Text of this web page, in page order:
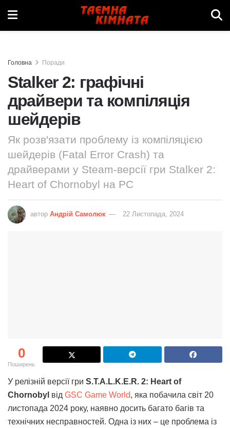
Головна Поради
Stalker 2: графічні
драйвери та компіляція
шейдерів
Як розв'язати проблему із компіляцією
шейдерів (Fatal Error Crash) та
драйверами у Steam-версії гри Stalker 2:
Heart of Chornobyl на PC
автор Андрій Самолюк 22 Листопада, 2024
0
Поширень
У релізній версії гри S.T.A.L.K.E.R. 2: Heart of
Chornobyl від GSC Game World, яка побачила світ 20
листопада 2024 року, наявно досить багато багів та
технічних несправностей. Одна із них – це проблема із